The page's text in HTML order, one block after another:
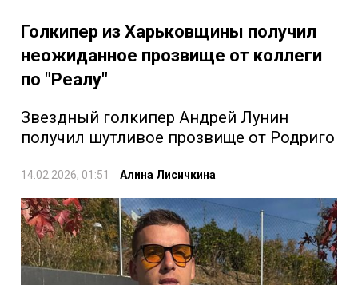
Голкипер из Харьковщины получил
неожиданное прозвище от коллеги
по "Реалу"
Звездный голкипер Андрей Лунин
получил шутливое прозвище от Родриго
14.02.2026, 01:51 Алина Лисичкина